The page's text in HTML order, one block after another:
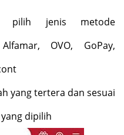
pilih jenis metode
OVO, GoPay,
yang tertera dan sesuai
dipilih